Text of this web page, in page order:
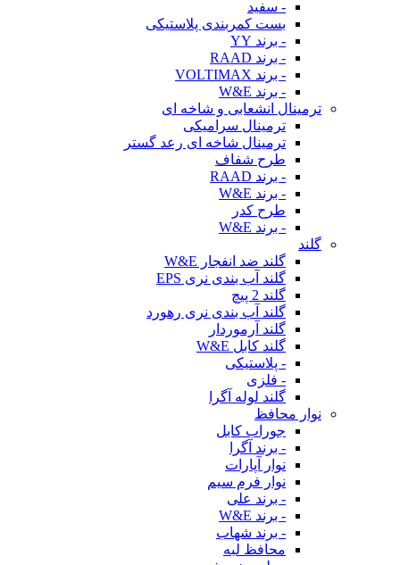
- سفید
بست کمربندی پلاستیکی
- برند YY
- برند RAAD
- برند VOLTIMAX
- برند W&E
ترمینال انشعابی و شاخه ای
ترمینال سرامیکی
ترمینال شاخه ای رعد گستر
طرح شفاف
- برند RAAD
- برند W&E
طرح کدر
- برند W&E
گلند
گلند ضد انفجار W&E
گلند آب بندی نری EPS
گلند 2 پیچ
گلند آب بندی نری رهورد
گلند آرموردار
گلند کابل W&E
- پلاستیکی
- فلزی
گلند لوله آگرا
نوار محافظ
جوراب کابل
- برند آگرا
نوار آپارات
نوار فرم سیم
- برند علی
- برند W&E
- برند شهاب
محافظ لبه